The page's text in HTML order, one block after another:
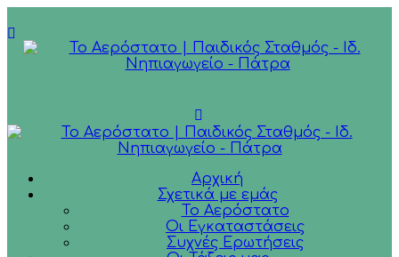
Αρχική
Σχετικά με εμάς
Το Αερόστατο
Οι Εγκαταστάσεις
Συχνές Ερωτήσεις